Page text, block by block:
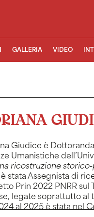
GALLERIA VIDEO
Giudice è
Umanistiche
ricostruzione
stata Assegnista di
Prin 2022 PNRR sul
legate soprattutto al
al 2025 è stata nel